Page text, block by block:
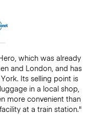
which was already
and London, and has
Its selling point is
in a local shop,
more convenient than
at a train station."